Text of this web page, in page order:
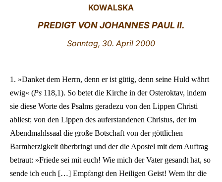
KOWALSKA
PREDIGT VON JOHANNES PAUL II.
Sonntag, 30. April 2000
1. »Danket dem Herrn, denn er ist gütig, denn seine Huld währt
ewig« (Ps 118,1). So betet die Kirche in der Osteroktav, indem
sie diese Worte des Psalms geradezu von den Lippen Christi
abliest; von den Lippen des auferstandenen Christus, der im
Abendmahlssaal die große Botschaft von der göttlichen
Barmherzigkeit überbringt und der die Apostel mit dem Auftrag
betraut: »Friede sei mit euch! Wie mich der Vater gesandt hat, so
sende ich euch […] Empfangt den Heiligen Geist! Wem ihr die